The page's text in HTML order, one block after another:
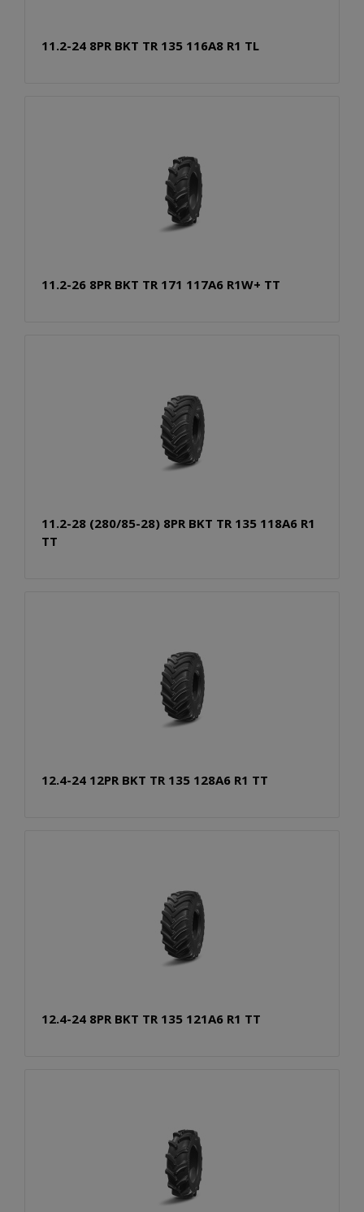
11.2-24 8PR BKT TR 135 116A8 R1 TL
11.2-26 8PR BKT TR 171 117A6 R1W+ TT
11.2-28 (280/85-28) 8PR BKT TR 135 118A6 R1
TT
12.4-24 12PR BKT TR 135 128A6 R1 TT
12.4-24 8PR BKT TR 135 121A6 R1 TT